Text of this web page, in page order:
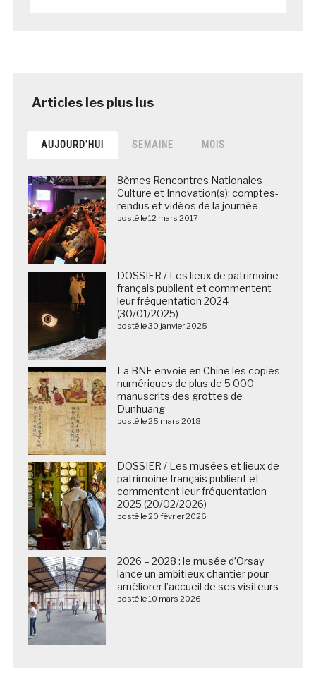
AUJOURD’HUI SEMAINE MOIS
8èmes Rencontres Nationales
Culture et Innovation(s): comptes-
rendus et vidéos de la journée
posté le 12 mars 2017
DOSSIER / Les lieux de patrimoine
français publient et commentent
leur fréquentation 2024
(30/01/2025)
posté le 30 janvier 2025
La BNF envoie en Chine les copies
numériques de plus de 5 000
manuscrits des grottes de
Dunhuang
posté le 25 mars 2018
DOSSIER / Les musées et lieux de
patrimoine français publient et
commentent leur fréquentation
2025 (20/02/2026)
posté le 20 février 2026
2026 – 2028 : le musée d’Orsay
lance un ambitieux chantier pour
améliorer l’accueil de ses visiteurs
posté le 10 mars 2026